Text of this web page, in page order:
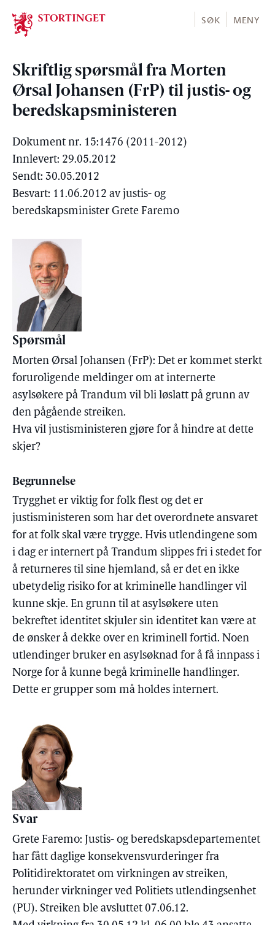
Stortinget.no
SØK MENY
Skriftlig spørsmål fra Morten
Ørsal Johansen (FrP) til justis- og
beredskapsministeren
Dokument nr. 15:1476 (2011-2012)
Innlevert: 29.05.2012
Sendt: 30.05.2012
Besvart: 11.06.2012 av justis- og
beredskapsminister Grete Faremo
Spørsmål
Morten Ørsal Johansen (FrP): Det er kommet sterkt
foruroligende meldinger om at internerte
asylsøkere på Trandum vil bli løslatt på grunn av
den pågående streiken.
Hva vil justisministeren gjøre for å hindre at dette
skjer?
Begrunnelse
Trygghet er viktig for folk flest og det er
justisministeren som har det overordnete ansvaret
for at folk skal være trygge. Hvis utlendingene som
i dag er internert på Trandum slippes fri i stedet for
å returneres til sine hjemland, så er det en ikke
ubetydelig risiko for at kriminelle handlinger vil
kunne skje. En grunn til at asylsøkere uten
bekreftet identitet skjuler sin identitet kan være at
de ønsker å dekke over en kriminell fortid. Noen
utlendinger bruker en asylsøknad for å få innpass i
Norge for å kunne begå kriminelle handlinger.
Dette er grupper som må holdes internert.
Svar
Grete Faremo: Justis- og beredskapsdepartementet
har fått daglige konsekvensvurderinger fra
Politidirektoratet om virkningen av streiken,
herunder virkninger ved Politiets utlendingsenhet
(PU). Streiken ble avsluttet 07.06.12.